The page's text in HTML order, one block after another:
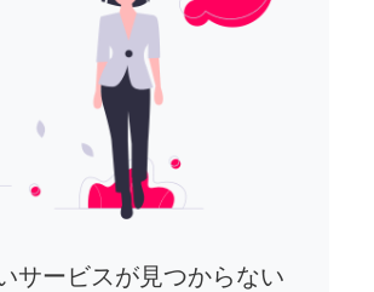
サービスが見つからない